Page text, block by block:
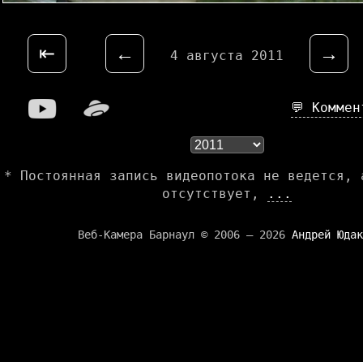
⇤ ← 4 августа 2011 →
💬
* Постоянная запись видеопотока не ведется,
отсутствует,
...
Веб-Камера Барнаул © 2006 — 2026 Андрей